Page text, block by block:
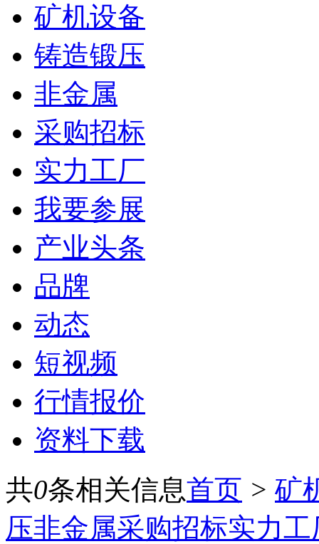
矿机设备
铸造锻压
非金属
采购招标
实力工厂
我要参展
产业头条
品牌
动态
短视频
行情报价
资料下载
共0条相关信息首页 > 矿
压非金属采购招标实力工